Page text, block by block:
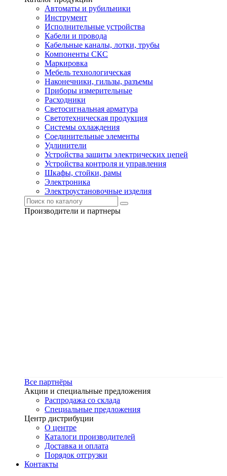
Автоматы и рубильники
Инструмент
Исполнительные устройства
Кабели и провода
Кабельные каналы, лотки, трубы
Компоненты СКС
Маркировка
Мебель технологическая
Наконечники, гильзы, разъемы
Приборы измерительные
Расходники
Светосигнальная арматура
Светотехническая продукция
Системы охлаждения
Соединительные элементы
Удлинители
Устройства защиты электрических цепей
Устройства контроля и управления
Шкафы, стойки, рамы
Электроника
Электроустановочные изделия
Производители и партнеры
Все партнёры
Акции и специальные предложения
Распродажа со склада
Специальные предложения
Центр дистрибуции
О центре
Каталоги производителей
Доставка и оплата
Порядок отгрузки
Контакты